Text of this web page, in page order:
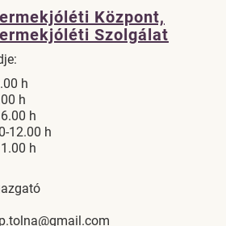
Központ,
Szolgálat
h
h
h
12.00 h
h